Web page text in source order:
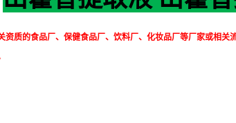
质的食品厂、保健食品厂、饮料厂、化妆品厂等厂家或相